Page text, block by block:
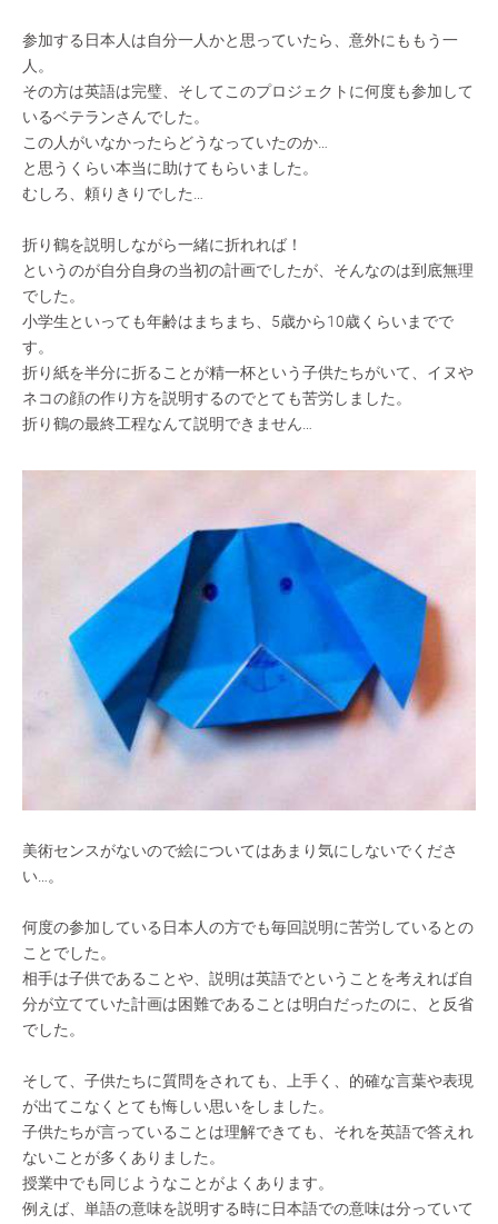
参加する日本人は自分一人かと思っていたら、意外にももう一
人。
その方は英語は完璧、そしてこのプロジェクトに何度も参加して
いるベテランさんでした。
この人がいなかったらどうなっていたのか…
と思うくらい本当に助けてもらいました。
むしろ、頼りきりでした…
折り鶴を説明しながら一緒に折れれば！
というのが自分自身の当初の計画でしたが、そんなのは到底無理
でした。
小学生といっても年齢はまちまち、5歳から10歳くらいまでで
す。
折り紙を半分に折ることが精一杯という子供たちがいて、イヌや
ネコの顔の作り方を説明するのでとても苦労しました。
折り鶴の最終工程なんて説明できません…
美術センスがないので絵についてはあまり気にしないでくださ
い…。
何度の参加している日本人の方でも毎回説明に苦労しているとの
ことでした。
相手は子供であることや、説明は英語でということを考えれば自
分が立てていた計画は困難であることは明白だったのに、と反省
でした。
そして、子供たちに質問をされても、上手く、的確な言葉や表現
が出てこなくとても悔しい思いをしました。
子供たちが言っていることは理解できても、それを英語で答えれ
ないことが多くありました。
授業中でも同じようなことがよくあります。
例えば、単語の意味を説明する時に日本語での意味は分っていて